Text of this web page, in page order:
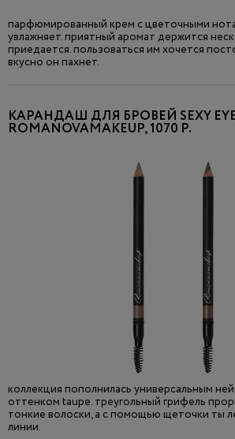
парфюмированный крем с цветочными
увлажняет. приятный аромат держится
приедается. пользоваться им хочется
вкусно он пахнет.
КАРАНДАШ ДЛЯ БРОВЕЙ SEXY
ROMANOVAMAKEUP, 1070 Р.
коллекция пополнилась универсальным
оттенком taupe. треугольный грифель
тонкие волоски, а с помощью щеточки ты
линии.